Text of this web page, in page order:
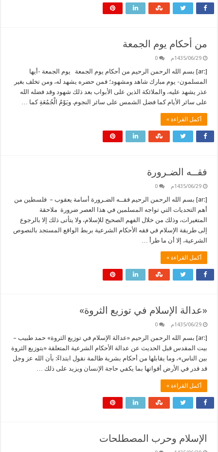
من أحكام يوم الجمعة
1435/06/29م 0
[:ar] بسم الله الرحمن الرحيم من أحكام يوم الجمعة يوم الجمعة -أيها
المسلمون- يوم مبارك شاهد ومشهود؛ فمن حضره يشهد له، ومن تخلف بغير
عذر يشهد عليه، والملائكة الذين على الأبواب بعد ذلك شهود وقد فضله الله
على سائر الأيام كما فضل الشمس على سائر النجوم. ويَوْمُ الْجُمُعَةِ كما …
أكمل القراءة »
فقــه الضـرورة
1435/06/29م 0
[:ar] بسم الله الرحمن الرحيم فقــه الضـرورة أسامة يعقوب – فلسطين من
أهم التحديات التي تواجه المسلمين في هذا العصر ضرورة ملاحقة
المتغيرات، وذلك من خلال الفهم الصحيح للإسلام، ولا يتأتى ذلك إلا بالرجوع
إلى طريقة الإسلام في فقه الأحكام الشرعية بربط الواقع المستجد بالنصوص
الشرعية، إلا أن ما طرأ …
أكمل القراءة »
«عدالة الإسلام في توزيع الثروة»
1435/06/29م 0
[:ar] بسم الله الرحمن الرحيم «عدالة الإسلام في توزيع الثروة» حمد طبيب –
بيت المقدس قبل الحديث عن عدالة الأحكام الشرعية المتعلقة «بتوزيع الثروة
بين الناس»، وما يقابلها من أحكام بشرية ظالمة نقول ابتداءً: بأن الله عز وجل
قد قدر في الأرض أقواتها بما يكفي حاجة الإنسان ويزيد على ذلك …
أكمل القراءة »
الإسلام وحرب المصطلحات